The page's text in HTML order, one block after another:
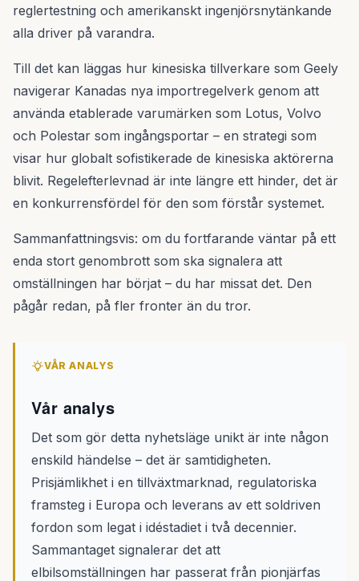
reglertestning och amerikanskt ingenjörsnytänkande
alla driver på varandra.
Till det kan läggas hur kinesiska tillverkare som Geely
navigerar Kanadas nya importregelverk genom att
använda etablerade varumärken som Lotus, Volvo
och Polestar som ingångsportar – en strategi som
visar hur globalt sofistikerade de kinesiska aktörerna
blivit. Regelefterlevnad är inte längre ett hinder, det är
en konkurrensfördel för den som förstår systemet.
Sammanfattningsvis: om du fortfarande väntar på ett
enda stort genombrott som ska signalera att
omställningen har börjat – du har missat det. Den
pågår redan, på fler fronter än du tror.
VÅR ANALYS
Vår analys
Det som gör detta nyhetsläge unikt är inte någon
enskild händelse – det är samtidigheten.
Prisjämlikhet i en tillväxtmarknad, regulatoriska
framsteg i Europa och leverans av ett soldriven
fordon som legat i idéstadiet i två decennier.
Sammantaget signalerar det att
elbilsomställningen har passerat från pionjärfas